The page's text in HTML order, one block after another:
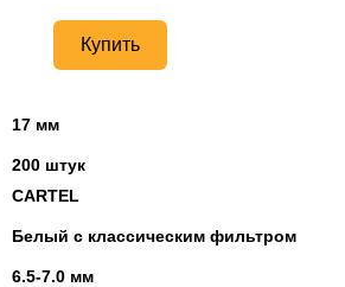
Купить
17 мм
200 штук
CARTEL
Белый с классическим фильтром
6.5-7.0 мм